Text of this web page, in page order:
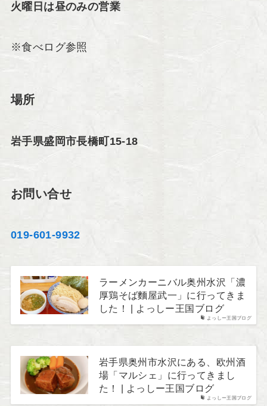
火曜日は昼のみの営業
※食べログ参照
場所
岩手県盛岡市長橋町15-18
お問い合せ
019-601-9932
よっしー王国ブログ
ラーメンカーニバル奥州水沢「濃
厚鶏そば麵屋武一」に行ってきま
した！ | よっしー王国ブログ
よっしー王国ブログ
岩手県奥州市水沢にある、欧州酒
場「マルシェ」に行ってきまし
た！ | よっしー王国ブログ